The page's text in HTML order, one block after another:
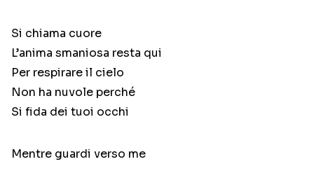
Si chiama cuore
L’anima smaniosa resta qui
Per respirare il cielo
Non ha nuvole perché
Si fida dei tuoi occhi
Mentre guardi verso me